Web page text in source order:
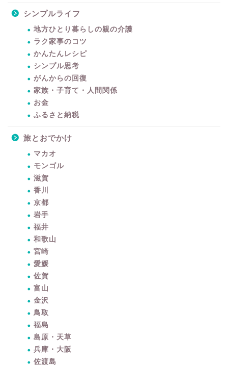
シンプルライフ
地方ひとり暮らしの親の介護
ラク家事のコツ
かんたんレシピ
シンプル思考
がんからの回復
家族・子育て・人間関係
お金
ふるさと納税
旅とおでかけ
マカオ
モンゴル
滋賀
香川
京都
岩手
福井
和歌山
宮崎
愛媛
佐賀
富山
金沢
鳥取
福島
島原・天草
兵庫・大阪
佐渡島